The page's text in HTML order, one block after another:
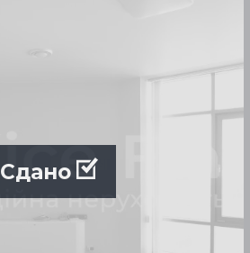
Сдано